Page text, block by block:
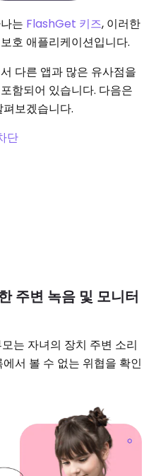
는 FlashGet 키즈, 이러한
호 애플리케이션입니다.
다른 앱과 많은 유사점을
함되어 있습니다. 다음은
보겠습니다.
단
주변 녹음 및 모니터
는 자녀의 장치 주변 소리
서 볼 수 없는 위협을 확인